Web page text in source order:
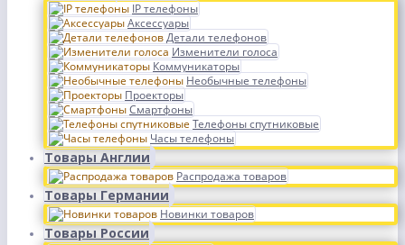
IP телефоны
Аксессуары
Детали телефонов
Изменители голоса
Коммуникаторы
Необычные телефоны
Проекторы
Смартфоны
Телефоны спутниковые
Часы телефоны
Товары Англии
Распродажа товаров
Товары Германии
Новинки товаров
Товары России